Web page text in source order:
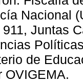
Nacional
Juntas
de
OVIGEMA.